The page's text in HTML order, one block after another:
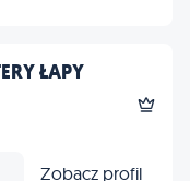
ŁAPY
Zobacz profil